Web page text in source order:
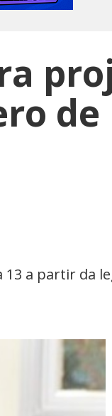
de
a partir da